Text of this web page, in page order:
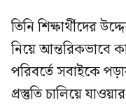
তিনি শিক্ষার্থীদের
নিয়ে আন্তরিকভাবে
পরিবর্তে সবাইকে
প্রস্তুতি চালিয়ে